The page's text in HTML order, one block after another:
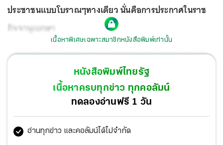
ประชาชนแบบโบราณๆทางเดียว นั่นคือการประกาศในราช
กิจจานุเบกษา
เนื้อหาพิเศษเฉพาะสมาชิกหนังสือพิมพ์เท่านั้น
หนังสือพิมพ์ไทยรัฐ
เนื้อหาครบทุกข่าว ทุกคอลัมน์
ทดลองอ่านฟรี 1 วัน
อ่านทุกข่าว และคอลัมน์ได้ไม่จำกัด